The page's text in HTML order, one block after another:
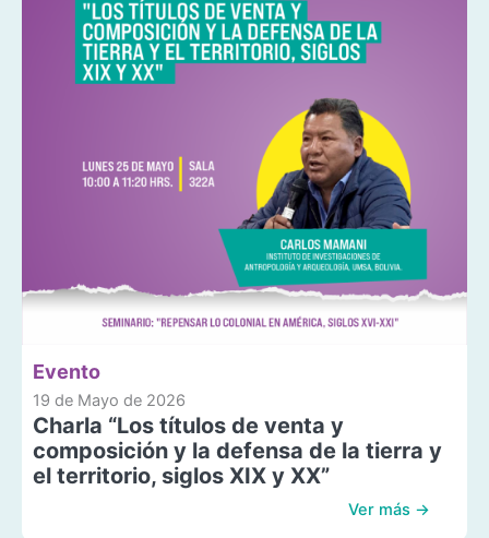
Evento
19 de Mayo de 2026
Charla “Los títulos de venta y
composición y la defensa de la tierra y
el territorio, siglos XIX y XX”
Ver más →